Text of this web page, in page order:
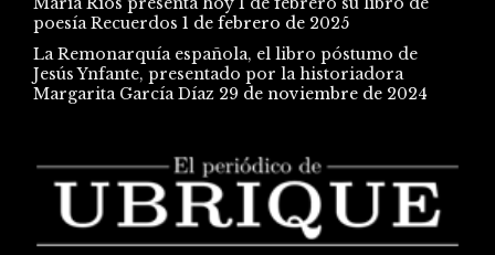
poesía Recuerdos 1 de febrero de 2025
La Remonarquía española, el libro póstumo de
Jesús Ynfante, presentado por la historiadora
Margarita García Díaz 29 de noviembre de 2024